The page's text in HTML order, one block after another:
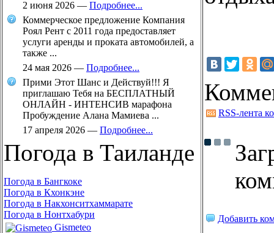
2 июня 2026 — Подробнее...
Коммерческое предложение Компания
Роял Рент с 2011 года предоставляет
услуги аренды и проката автомобилей, а
также ...
24 мая 2026 — Подробнее...
Прими Этот Шанс и Действуй!!! Я
приглашаю Тебя на БЕСПЛАТНЫЙ
ОНЛАЙН - ИНТЕНСИВ марафона
Пробуждение Алана Мамиева ...
17 апреля 2026 — Подробнее...
Погода в Таиланде
Погода в Бангкоке
Погода в Кхонкэне
Погода в Накхонситхаммарате
Погода в Нонтхабури
Gismeteo
RSS-лента
Добавить